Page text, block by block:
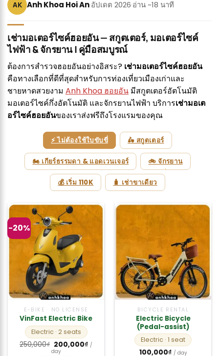
AK Anh Khoa Hoi An·อัปเดต 2026·อ่าน ~18 นาที
เช่ามอเตอร์ไซค์ฮอยอัน — สกูตเตอร์, มอเตอร์ไซค์
ไฟฟ้า & จักรยาน | คู่มือสมบูรณ์
ต้องการสำรวจฮอยอันอย่างอิสระ? เช่ามอเตอร์ไซค์ฮอยอัน
คือทางเลือกที่ดีที่สุดสำหรับการท่องเที่ยวเมืองเก่าและ
ชายหาดสวยงาม Anh Khoa ฮอยอัน มีสกูตเตอร์อัตโนมัติ
มอเตอร์ไซค์กึ่งอัตโนมัติ และจักรยานไฟฟ้า บริการเช่ามอเต
อร์ไซค์ฮอยอันของเราส่งฟรีถึงโรงแรมของคุณ
⚡ ไม่ต้องใช้ใบขับขี่ 🛵 สกูตเตอร์
🏍 เกียร์ธรรมดา & แอดเวนเจอร์ 🚲 จักรยาน
💰 เริ่ม 110K 🧳 เช่าขาเดียว
-20%
E-BIKE · NO LICENSE
VinFast Electric Bike
Electric · 2 seats
250,000₫ Original
price
200,000₫Current
price
/
day
BICYCLE RENTAL
Electric Bicycle
(Pedal-assist)
Electric · 1 seat
100,000₫ / day